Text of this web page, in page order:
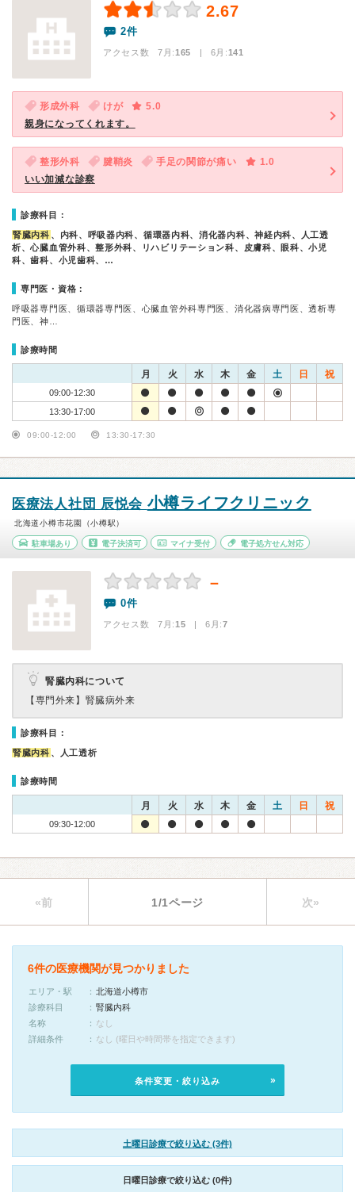
2.67
2件
アクセス数 7月:165 | 6月:141
形成外科 けが
5.0
親身になってくれます。
整形外科 腱鞘炎 手足の関節が痛い
1.0
いい加減な診察
診療科目：
腎臓内科 、内科、呼吸器内科、循環器内科、消化器内科、神経内科、人工透
析、心臓血管外科、整形外科、リハビリテーション科、皮膚科、眼科、小児
科、歯科、小児歯科、…
専門医・資格：
呼吸器専門医、循環器専門医、心臓血管外科専門医、消化器病専門医、透析専
門医、神…
診療時間
月 火 水 木 金 土 日 祝
09:00-12:30
13:30-17:00
09:00-12:00 13:30-17:30
医療法人社団 辰悦会 小樽ライフクリニック
北海道小樽市花園（小樽駅）
駐車場あり 電子決済可 マイナ受付 電子処方せん対応
－
0件
アクセス数 7月:15 | 6月:7
腎臓内科について
【専門外来】 腎臓病外来
診療科目：
腎臓内科 、人工透析
診療時間
月 火 水 木 金 土 日 祝
09:30-12:00
«前 1/1ページ 次»
6件の医療機関が見つかりました
エリア・駅
北海道小樽市
診療科目
腎臓内科
名称
なし
詳細条件
なし (曜日や時間帯を指定できます)
条件変更・絞り込み
土曜日診療で絞り込む (3件)
日曜日診療で絞り込む (0件)